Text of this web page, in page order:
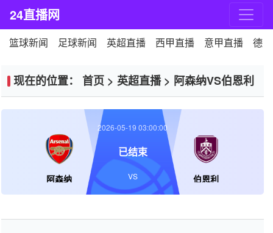
24直播网
篮球新闻 足球新闻 英超直播 西甲直播 意甲直播 德
现在的位置： 首页 > 英超直播> 阿森纳VS伯恩利
阿森纳 伯恩利
2026-05-19 03:00:00
已结束
VS